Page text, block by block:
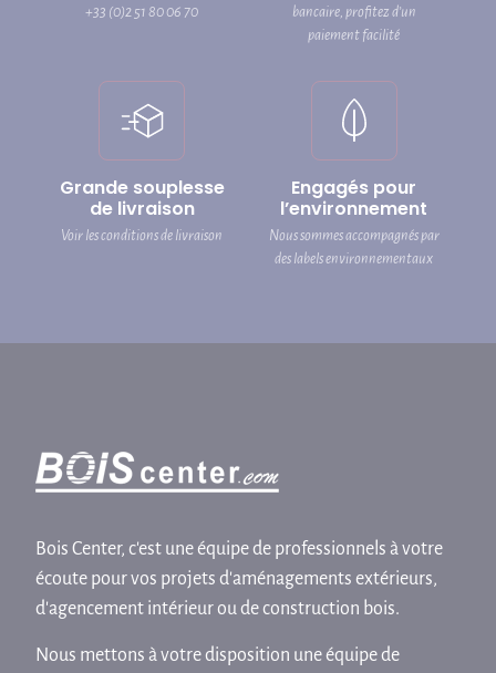
+33 (0)2 51 80 06 70
bancaire, profitez d’un
paiement facilité
Grande souplesse
de livraison
Voir les conditions de livraison
Engagés pour
l’environnement
Nous sommes accompagnés par
des labels environnementaux
Bois Center, c'est une équipe de professionnels à votre
écoute pour vos projets d'aménagements extérieurs,
d'agencement intérieur ou de construction bois.
Nous mettons à votre disposition une équipe de